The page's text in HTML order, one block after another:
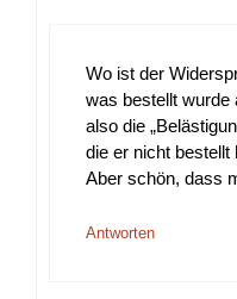
Wo ist der
was bestellt wurde
also die
die er nicht bestellt
Aber schön, dass
Antworten